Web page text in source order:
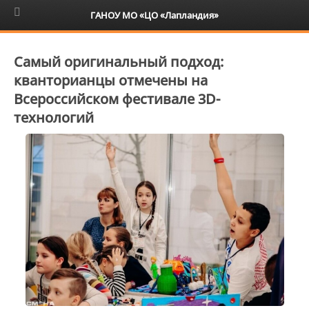
6+
Самый оригинальный подход:
кванторианцы отмечены на
Всероссийском фестивале 3D-
технологий
ГАНОУ МО «ЦО «Лапландия»